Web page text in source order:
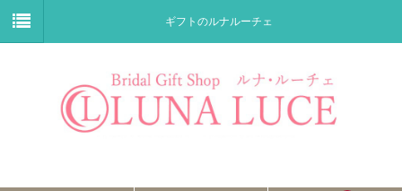
ギフトのルナルーチェ